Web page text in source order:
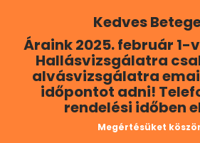
Kedves
Áraink 2025. február 1-
Hallásvizsgálatra
alvásvizsgálatra
időpontot adni!
rendelési időben
Megértésüket
RÓLUNK
KAPCSOLAT
SZOLGÁLTATÁSAINK